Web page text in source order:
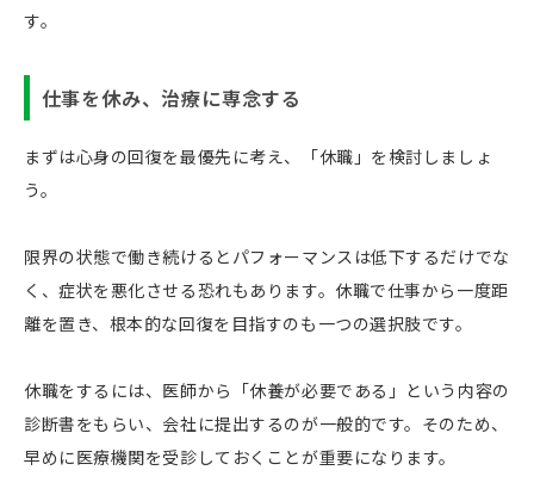
す。
仕事を休み、治療に専念する
まずは心身の回復を最優先に考え、「休職」を検討しましょ
う。
限界の状態で働き続けるとパフォーマンスは低下するだけでな
く、症状を悪化させる恐れもあります。休職で仕事から一度距
離を置き、根本的な回復を目指すのも一つの選択肢です。
休職をするには、医師から「休養が必要である」という内容の
診断書をもらい、会社に提出するのが一般的です。そのため、
早めに医療機関を受診しておくことが重要になります。